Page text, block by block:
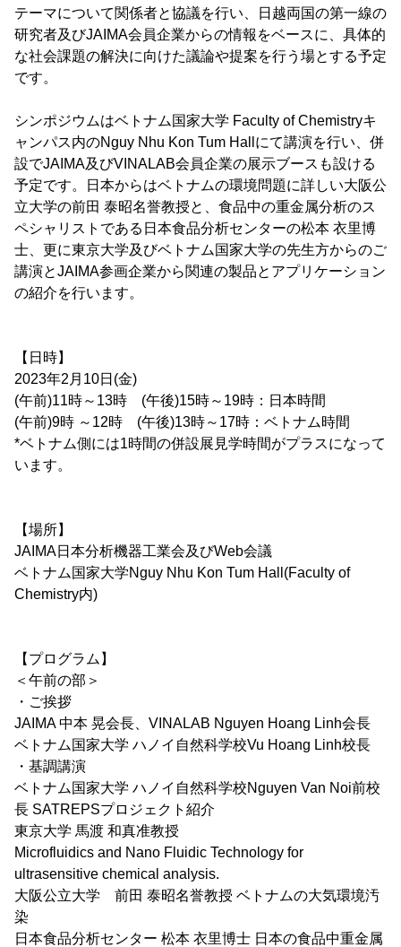
テーマについて関係者と協議を行い、日越両国の第一線の
研究者及びJAIMA会員企業からの情報をベースに、具体的
な社会課題の解決に向けた議論や提案を行う場とする予定
です。
シンポジウムはベトナム国家大学 Faculty of Chemistryキ
ャンパス内のNguy Nhu Kon Tum Hallにて講演を行い、併
設でJAIMA及びVINALAB会員企業の展示ブースも設ける
予定です。日本からはベトナムの環境問題に詳しい大阪公
立大学の前田 泰昭名誉教授と、食品中の重金属分析のス
ペシャリストである日本食品分析センターの松本 衣里博
士、更に東京大学及びベトナム国家大学の先生方からのご
講演とJAIMA参画企業から関連の製品とアプリケーション
の紹介を行います。
【日時】
2023年2月10日(金)
(午前)11時～13時 (午後)15時～19時：日本時間
(午前)9時 ～12時 (午後)13時～17時：ベトナム時間
*ベトナム側には1時間の併設展見学時間がプラスになって
います。
【場所】
JAIMA日本分析機器工業会及びWeb会議
ベトナム国家大学Nguy Nhu Kon Tum Hall(Faculty of
Chemistry内)
【プログラム】
＜午前の部＞
・ご挨拶
JAIMA 中本 晃会長、VINALAB Nguyen Hoang Linh会長
ベトナム国家大学 ハノイ自然科学校Vu Hoang Linh校長
・基調講演
ベトナム国家大学 ハノイ自然科学校Nguyen Van Noi前校
長 SATREPSプロジェクト紹介
東京大学 馬渡 和真准教授
Microfluidics and Nano Fluidic Technology for
ultrasensitive chemical analysis.
大阪公立大学 前田 泰昭名誉教授 ベトナムの大気環境汚
染
日本食品分析センター 松本 衣里博士 日本の食品中重金属